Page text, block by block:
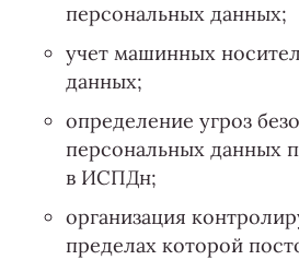
персональных данных;
учет машинных
данных;
определение угроз
персональных данных
в ИСПДн;
организация
пределах которой